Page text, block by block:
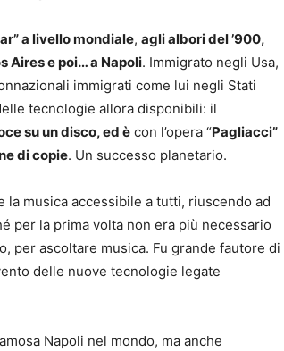
a livello mondiale, agli albori del ’900,
Aires e poi… a Napoli. Immigrato negli Usa,
immigrati come lui negli Stati
tecnologie allora disponibili: il
su un disco, ed è con l’opera “Pagliacci”
di copie. Un successo planetario.
la musica accessibile a tutti, riuscendo ad
per la prima volta non era più necessario
per ascoltare musica. Fu grande fautore di
delle nuove tecnologie legate
Napoli nel mondo, ma anche